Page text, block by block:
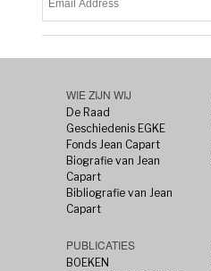
WIE ZIJN WIJ
De Raad
Geschiedenis EGKE
Fonds Jean Capart
Biografie van Jean
Capart
Bibliografie van Jean
Capart
PUBLICATIES
BOEKEN